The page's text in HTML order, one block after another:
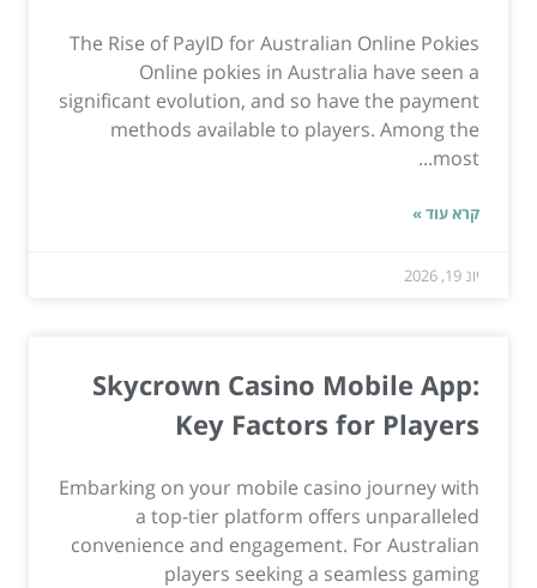
The Rise of PayID for Australian Online Pokies
Online pokies in Australia have seen a
significant evolution, and so have the payment
methods available to players. Among the
most...
קרא עוד »
יונ 19, 2026
Skycrown Casino Mobile App:
Key Factors for Players
Embarking on your mobile casino journey with
a top-tier platform offers unparalleled
convenience and engagement. For Australian
players seeking a seamless gaming